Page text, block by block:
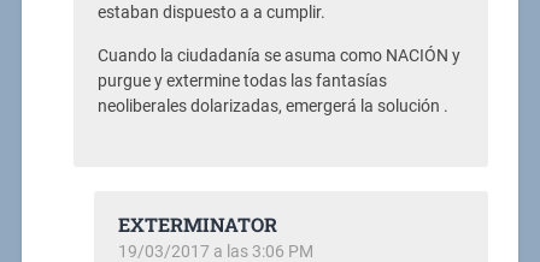
estaban dispuesto a a cumplir.
Cuando la ciudadanía se asuma como NACIÓN y
purgue y extermine todas las fantasías
neoliberales dolarizadas, emergerá la solución .
EXTERMINATOR
19/03/2017 a las 3:06 PM